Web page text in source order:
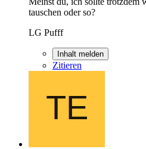
tauschen oder so?
LG Pufff
Inhalt melden
Zitieren